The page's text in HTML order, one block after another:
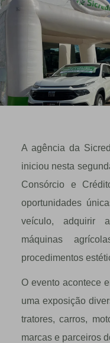
A agência da
iniciou nesta
Consórcio e
oportunidades
veículo, adquirir
máquinas
procedimentos
O evento acontece
uma exposição
tratores, carros,
marcas e parceiros